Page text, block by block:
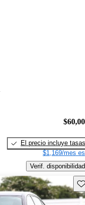
El precio incluye tasas
$1,169/mes
Verif. disponibilidad